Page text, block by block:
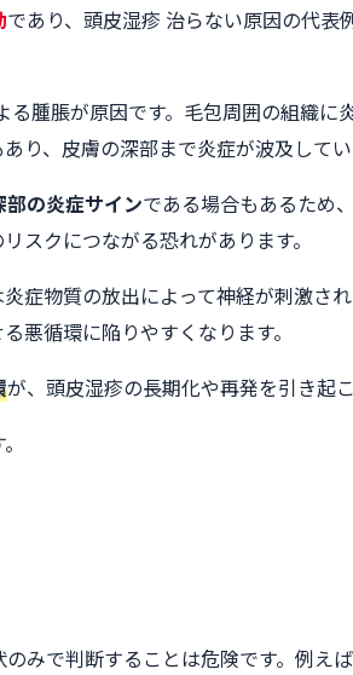
であり、頭皮湿疹 治らない原因の代表
腫脹が原因です。毛包周囲の組織に
り、皮膚の深部まで炎症が波及して
部の炎症サインである場合もあるため
スクにつながる恐れがあります。
症物質の放出によって神経が刺激さ
悪循環に陥りやすくなります。
が、頭皮湿疹の長期化や再発を引き起
みで判断することは危険です。例え